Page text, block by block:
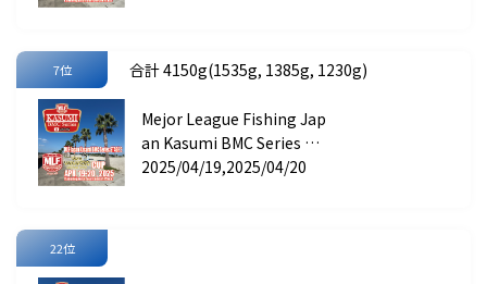
7位 合計 4150g(1535g, 1385g, 1230g)
Mejor League Fishing Jap
an Kasumi BMC Series ST
AGE 2 Gary International
2025/04/19,2025/04/20
22位